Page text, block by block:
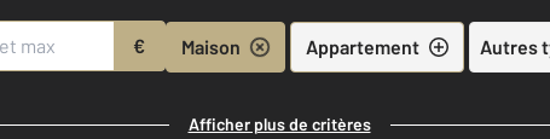
€ Maison Appartement Autres
Afficher plus de critères